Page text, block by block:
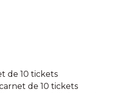
de 10 tickets
de 10 tickets